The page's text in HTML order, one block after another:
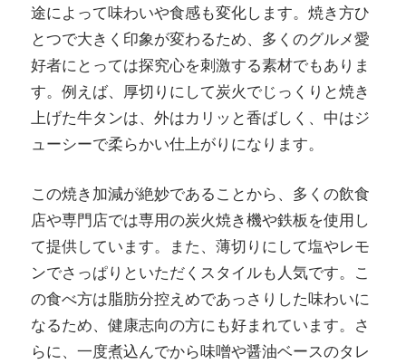
途によって味わいや食感も変化します。焼き方ひ
とつで大きく印象が変わるため、多くのグルメ愛
好者にとっては探究心を刺激する素材でもありま
す。例えば、厚切りにして炭火でじっくりと焼き
上げた牛タンは、外はカリッと香ばしく、中はジ
ューシーで柔らかい仕上がりになります。
この焼き加減が絶妙であることから、多くの飲食
店や専門店では専用の炭火焼き機や鉄板を使用し
て提供しています。また、薄切りにして塩やレモ
ンでさっぱりといただくスタイルも人気です。こ
の食べ方は脂肪分控えめであっさりした味わいに
なるため、健康志向の方にも好まれています。さ
らに、一度煮込んでから味噌や醤油ベースのタレ